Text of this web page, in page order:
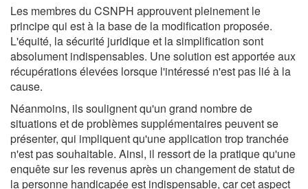
Les membres du CSNPH approuvent pleinement le
principe qui est à la base de la modification proposée.
L'équité, la sécurité juridique et la simplification sont
absolument indispensables. Une solution est apportée aux
récupérations élevées lorsque l'intéressé n'est pas lié à la
cause.
Néanmoins, ils soulignent qu'un grand nombre de
situations et de problèmes supplémentaires peuvent se
présenter, qui impliquent qu'une application trop tranchée
n'est pas souhaitable. Ainsi, il ressort de la pratique qu'une
enquête sur les revenus après un changement de statut de
la personne handicapée est indispensable, car cet aspect